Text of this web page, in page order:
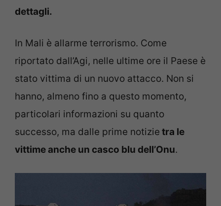
dettagli.
In Mali è allarme terrorismo. Come
riportato dall’Agi, nelle ultime ore il Paese è
stato vittima di un nuovo attacco. Non si
hanno, almeno fino a questo momento,
particolari informazioni su quanto
successo, ma dalle prime notizie tra le
vittime anche un casco blu dell’Onu.